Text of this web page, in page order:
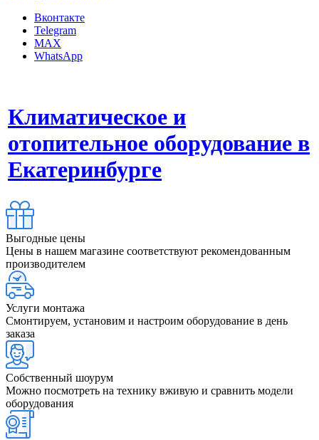
Вконтакте
Telegram
MAX
WhatsApp
Климатическое и
отопительное оборудование в
Екатеринбурге
Выгодные цены
Цены в нашем магазине соответствуют рекомендованным
производителем
Услуги монтажа
Смонтируем, установим и настроим оборудование в день
заказа
Собственный шоурум
Можно посмотреть на технику вживую и сравнить модели
оборудования